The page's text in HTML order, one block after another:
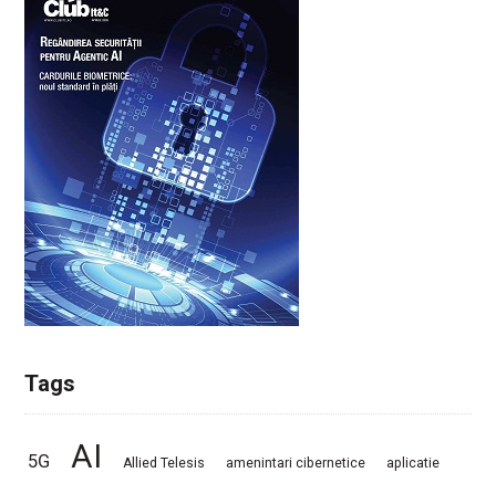
Tags
5G AI Allied Telesis amenintari cibernetice aplicatie